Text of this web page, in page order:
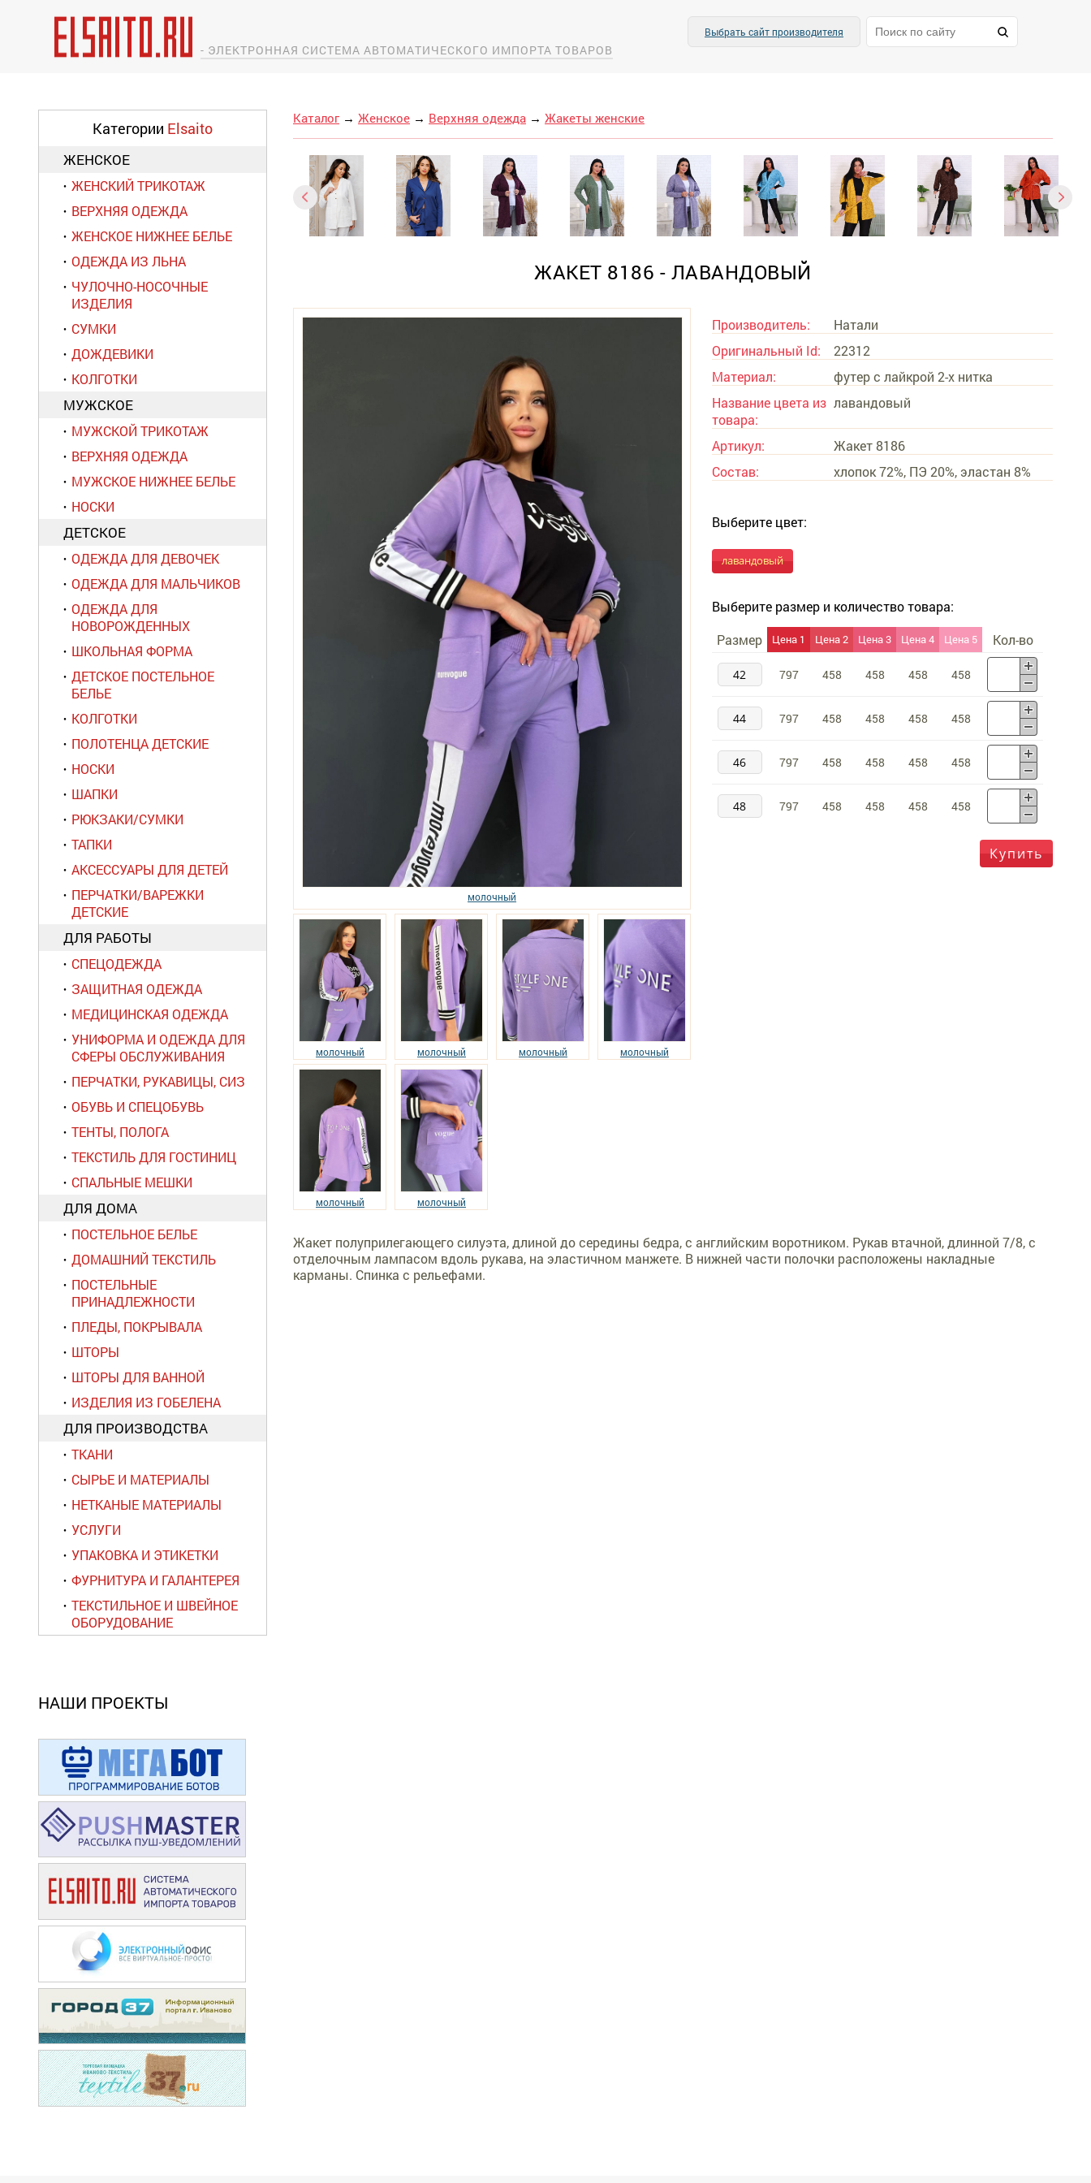
- ЭЛЕКТРОННАЯ СИСТЕМА АВТОМАТИЧЕСКОГО ИМПОРТА ТОВАРОВ
Выбрать сайт производителя
Категории Elsaito
ЖЕНСКОЕ
ЖЕНСКИЙ ТРИКОТАЖ
ВЕРХНЯЯ ОДЕЖДА
ЖЕНСКОЕ НИЖНЕЕ БЕЛЬЕ
ОДЕЖДА ИЗ ЛЬНА
ЧУЛОЧНО-НОСОЧНЫЕ
ИЗДЕЛИЯ
СУМКИ
ДОЖДЕВИКИ
КОЛГОТКИ
МУЖСКОЕ
МУЖСКОЙ ТРИКОТАЖ
ВЕРХНЯЯ ОДЕЖДА
МУЖСКОЕ НИЖНЕЕ БЕЛЬЕ
НОСКИ
ДЕТСКОЕ
ОДЕЖДА ДЛЯ ДЕВОЧЕК
ОДЕЖДА ДЛЯ МАЛЬЧИКОВ
ОДЕЖДА ДЛЯ
НОВОРОЖДЕННЫХ
ШКОЛЬНАЯ ФОРМА
ДЕТСКОЕ ПОСТЕЛЬНОЕ
БЕЛЬЕ
КОЛГОТКИ
ПОЛОТЕНЦА ДЕТСКИЕ
НОСКИ
ШАПКИ
РЮКЗАКИ/СУМКИ
ТАПКИ
АКСЕССУАРЫ ДЛЯ ДЕТЕЙ
ПЕРЧАТКИ/ВАРЕЖКИ
ДЕТСКИЕ
ДЛЯ РАБОТЫ
СПЕЦОДЕЖДА
ЗАЩИТНАЯ ОДЕЖДА
МЕДИЦИНСКАЯ ОДЕЖДА
УНИФОРМА И ОДЕЖДА ДЛЯ
СФЕРЫ ОБСЛУЖИВАНИЯ
ПЕРЧАТКИ, РУКАВИЦЫ, СИЗ
ОБУВЬ И СПЕЦОБУВЬ
ТЕНТЫ, ПОЛОГА
ТЕКСТИЛЬ ДЛЯ ГОСТИНИЦ
СПАЛЬНЫЕ МЕШКИ
ДЛЯ ДОМА
ПОСТЕЛЬНОЕ БЕЛЬЕ
ДОМАШНИЙ ТЕКСТИЛЬ
ПОСТЕЛЬНЫЕ
ПРИНАДЛЕЖНОСТИ
ПЛЕДЫ, ПОКРЫВАЛА
ШТОРЫ
ШТОРЫ ДЛЯ ВАННОЙ
ИЗДЕЛИЯ ИЗ ГОБЕЛЕНА
ДЛЯ ПРОИЗВОДСТВА
ТКАНИ
СЫРЬЕ И МАТЕРИАЛЫ
НЕТКАНЫЕ МАТЕРИАЛЫ
УСЛУГИ
УПАКОВКА И ЭТИКЕТКИ
ФУРНИТУРА И ГАЛАНТЕРЕЯ
ТЕКСТИЛЬНОЕ И ШВЕЙНОЕ
ОБОРУДОВАНИЕ
НАШИ ПРОЕКТЫ
Каталог → Женское → Верхняя одежда → Жакеты женские
ЖАКЕТ 8186 - ЛАВАНДОВЫЙ
молочный
молочный молочный молочный молочный
молочный молочный
Производитель:
Натали
Оригинальный Id:
22312
Материал:
футер с лайкрой 2-х нитка
Название цвета из
товара:
лавандовый
Артикул:
Жакет 8186
Состав:
хлопок 72%, ПЭ 20%, эластан 8%
Выберите цвет:
лавандовый
Выберите размер и количество товара:
Размер
Цена 1 Цена 2 Цена 3 Цена 4 Цена 5 Кол-во
42 797 458 458 458 458
44 797 458 458 458 458
46 797 458 458 458 458
48 797 458 458 458 458
Купить
Жакет полуприлегающего силуэта, длиной до середины бедра, с английским воротником. Рукав втачной, длинной 7/8, с
отделочным лампасом вдоль рукава, на эластичном манжете. В нижней части полочки расположены накладные
карманы. Спинка с рельефами.